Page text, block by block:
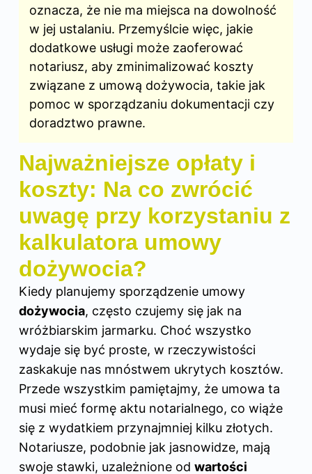
oznacza, że nie ma miejsca na dowolność
w jej ustalaniu. Przemyślcie więc, jakie
dodatkowe usługi może zaoferować
notariusz, aby zminimalizować koszty
związane z umową dożywocia, takie jak
pomoc w sporządzaniu dokumentacji czy
doradztwo prawne.
Najważniejsze opłaty i
koszty: Na co zwrócić
uwagę przy korzystaniu z
kalkulatora umowy
dożywocia?
Kiedy planujemy sporządzenie umowy
dożywocia, często czujemy się jak na
wróżbiarskim jarmarku. Choć wszystko
wydaje się być proste, w rzeczywistości
zaskakuje nas mnóstwem ukrytych kosztów.
Przede wszystkim pamiętajmy, że umowa ta
musi mieć formę aktu notarialnego, co wiąże
się z wydatkiem przynajmniej kilku złotych.
Notariusze, podobnie jak jasnowidze, mają
swoje stawki, uzależnione od wartości